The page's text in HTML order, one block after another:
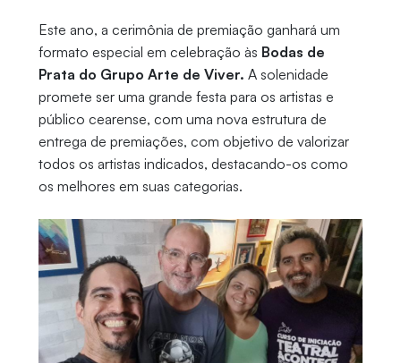
Este ano, a cerimônia de premiação ganhará um
formato especial em celebração às Bodas de
Prata do Grupo Arte de Viver. A solenidade
promete ser uma grande festa para os artistas e
público cearense, com uma nova estrutura de
entrega de premiações, com objetivo de valorizar
todos os artistas indicados, destacando-os como
os melhores em suas categorias.